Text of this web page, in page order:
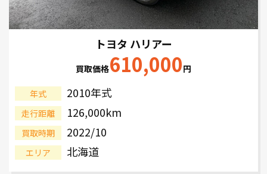
トヨタ ハリアー
買取価格610,000円
年式 2010年式
走行距離 126,000km
買取時期 2022/10
エリア 北海道